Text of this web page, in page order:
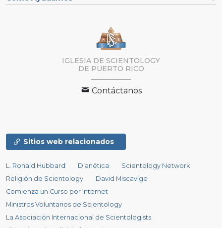
IGLESIA DE SCIENTOLOGY
DE PUERTO RICO
Contáctanos
Sitios web relacionados
L. Ronald Hubbard Dianética
Scientology Network
Religión de Scientology
David Miscavige
Comienza un Curso por Internet
Ministros Voluntarios de Scientology
La Asociación Internacional de Scientologists